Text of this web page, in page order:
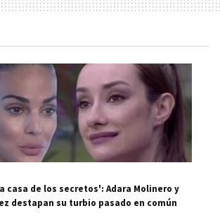
casa de los secretos': Adara Molinero y
destapan su turbio pasado en común